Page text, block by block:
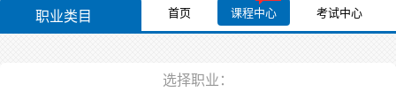
职业类目 首页 课程中心 考试中心
选择职业：